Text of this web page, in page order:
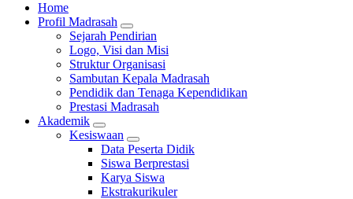
Home
Profil Madrasah
Sejarah Pendirian
Logo, Visi dan Misi
Struktur Organisasi
Sambutan Kepala Madrasah
Pendidik dan Tenaga Kependidikan
Prestasi Madrasah
Akademik
Kesiswaan
Data Peserta Didik
Siswa Berprestasi
Karya Siswa
Ekstrakurikuler